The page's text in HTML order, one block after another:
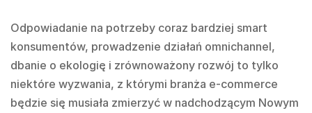
Odpowiadanie na potrzeby coraz bardziej smart
konsumentów, prowadzenie działań omnichannel,
dbanie o ekologię i zrównoważony rozwój to tylko
niektóre wyzwania, z którymi branża e-commerce
będzie się musiała zmierzyć w nadchodzącym Nowym